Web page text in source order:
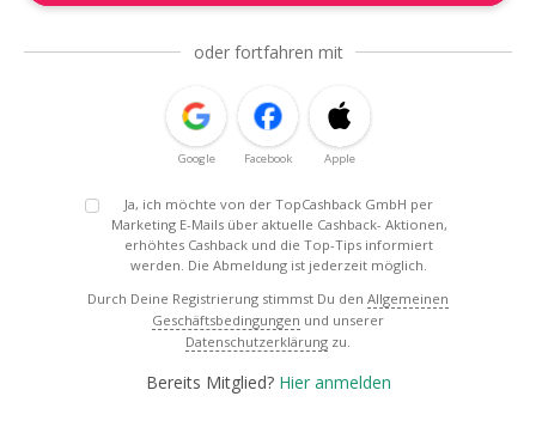
oder fortfahren mit
Google Facebook Apple
Ja, ich möchte von der TopCashback GmbH per
Marketing E-Mails über aktuelle Cashback- Aktionen,
erhöhtes Cashback und die Top-Tips informiert
werden. Die Abmeldung ist jederzeit möglich.
Durch Deine Registrierung stimmst Du den Allgemeinen
Geschäftsbedingungen und unserer
Datenschutzerklärung zu.
Bereits Mitglied? Hier anmelden